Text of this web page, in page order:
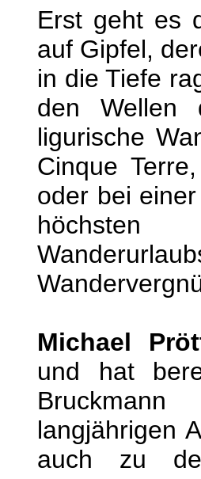
Erst geht es
auf Gipfel,
in die Tiefe
den Wellen
ligurische
Cinque
oder bei
Michael
und hat
langjährigen
auch zu